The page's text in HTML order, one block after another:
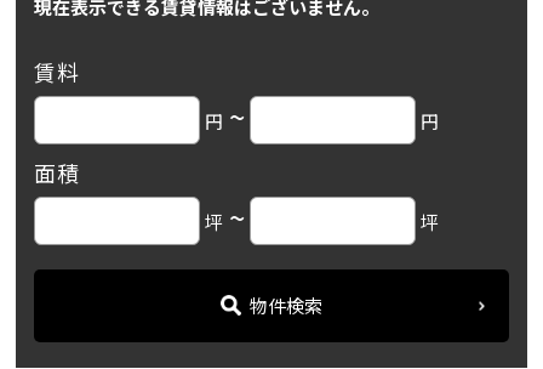
現在表示できる賃貸情報はございません。
賃料
円 ~ 円
面積
坪 ~ 坪
物件検索